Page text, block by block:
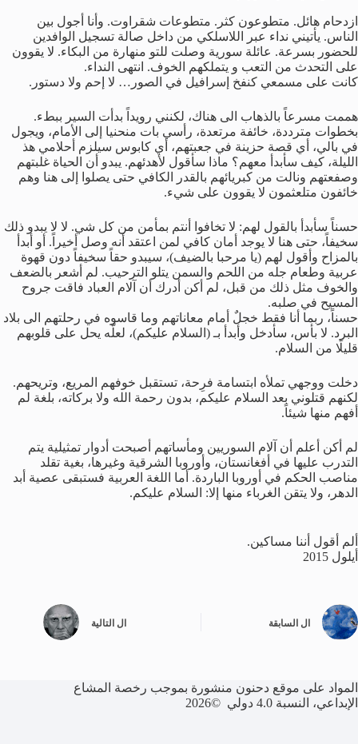
ازدحام هائل. متطوعون كثر. متطوعات شقراوت. وأنا أجول بين
الناس. يأتيني نداء عبر اللاسلكي من داخل صالة تسجيل الوافدين
للحضور بسرعة. عائلة سورية وصلت للتو منهارة من البكاء. لا يقوون
على التحدث من التعب و يتملكهم الخوف. انتهى النداء.
كانت على مسمعي كنفخ إسرافيل في الصور… لا إحم ولا دستور.
هممت مسرعاً بالذهاب الى هناك، لكنني رويداً بدأت السير ببطء.
بخطوات مترددة، خائفة مرتعدة، رأسي بات منحنيا إلى الأمام، ويجول
في بالي، أي قصة حزينة في جعبتهم، أي كابوس سيلزم أحلامي هذ
الليلة، كيف سأبدأ معهم؟ ماذا سأقول لأهدئهم. يبدو أن الحياة غلبتهم
وصفعتهم ونالت من كبريائهم بالقدر الكافي حتى يصلوا إلى هنا وهم
خائفون متلعثمون لا يقوون على شيء.
حسناً سأبدأ بالقول لهم: لا تخافوا أنتم بمأمن من كل شي. لا لا يبدو ذلك
سخيفاً، حتى هنا لا يوجد أمان كافي لمن اعتقد أنه وصل أخيراً. أو أبدأ
بالمزاح وأقول لهم (يا مرحبا بالضيف)، سيبدو حقاً سخيفاً دون قهوة
عربية وطعام جله من اللحم والسمن يتلو الترحيب. لم أشعر بالضعف
والخوف مثل ذلك من قبل، لم أكن أدرك أن آلام العباد فاقت جروح
المسيح في صلبه.
حسناً، ربما أنا فقط خجلٌ أمام معاناتهم وما قاسوه في رحلتهم الى بلاد
البرد. لا بأس، سأدخل وأبدأ بـ (السلام عليكم)، لعلّه يحل على قلوبهم
قليلًا من السلام.
دخلت ووجهي تملأه ابتسامة فرِحة، تستقبل خوفهم المريع، وتريحهم.
لكنهم قتلوني بعد السلام عليكم، بدون رحمة الله ولا بركاته، بلغة لم
أفهم منها شيئاً.
لم أكن أعلم أن آلام السوريين ومأساتهم أصبحت أدوار تمثيلية يتم
التدرب عليها في أفغانستان، وأوروبا الشرقية وغيرها، بغية تقلد
مناصب الحكم في أوروبا الباردة. أما اللغة العربية فستبقى عصية أبد
الدهر، ولا يتقن الغرباء منها إلا: السلام عليكم.
ألم أقول أننا مساكين.
أيلول 2015
ال السابقة ال التالية
المواد على موقع دحنون منشورة بموجب رخصة المشاع
الإبداعي، النسبة 4.0 دولي ©2026